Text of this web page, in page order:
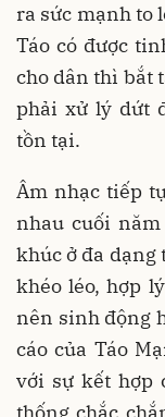
ra sức mạnh to
Táo có được
cho dân thì bắt
phải xử lý dứt
tồn tại.
Âm nhạc tiếp
nhau cuối
khúc ở đa dạng
khéo léo, hợp
nên sinh động
cáo của Táo
với sự kết hợp